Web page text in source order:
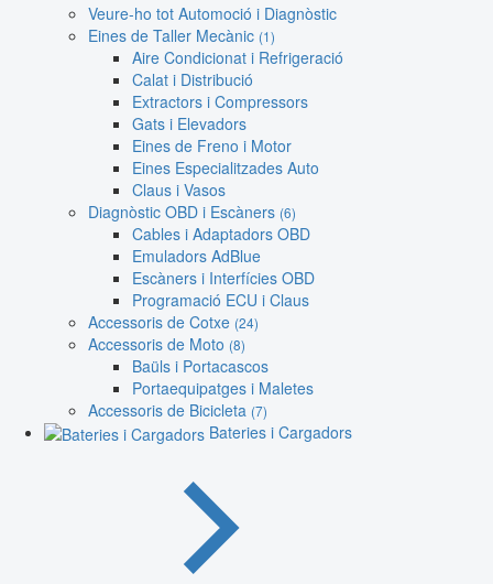
Veure-ho tot Automoció i Diagnòstic
Eines de Taller Mecànic (1)
Aire Condicionat i Refrigeració
Calat i Distribució
Extractors i Compressors
Gats i Elevadors
Eines de Freno i Motor
Eines Especialitzades Auto
Claus i Vasos
Diagnòstic OBD i Escàners (6)
Cables i Adaptadors OBD
Emuladors AdBlue
Escàners i Interfícies OBD
Programació ECU i Claus
Accessoris de Cotxe (24)
Accessoris de Moto (8)
Baüls i Portacascos
Portaequipatges i Maletes
Accessoris de Bicicleta (7)
Bateries i Cargadors